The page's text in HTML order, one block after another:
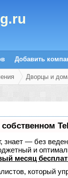
Добавить
Дворцы и
знает — без
и
месяц
который